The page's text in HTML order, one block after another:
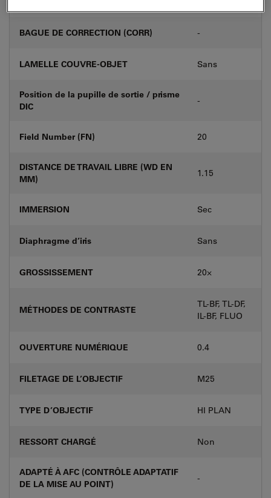
BAGUE DE CORRECTION (CORR) -
LAMELLE COUVRE-OBJET Sans
Position de la pupille de sortie / prisme
DIC
-
Field Number (FN) 20
DISTANCE DE TRAVAIL LIBRE (WD EN
MM)
1.15
IMMERSION Sec
Diaphragme d’iris Sans
GROSSISSEMENT 20⨉
MÉTHODES DE CONTRASTE
TL-BF, TL-DF,
IL-BF, FLUO
OUVERTURE NUMÉRIQUE 0.4
FILETAGE DE L’OBJECTIF M25
TYPE D’OBJECTIF HI PLAN
RESSORT CHARGÉ Non
ADAPTÉ À AFC (CONTRÔLE ADAPTATIF
DE LA MISE AU POINT)
-